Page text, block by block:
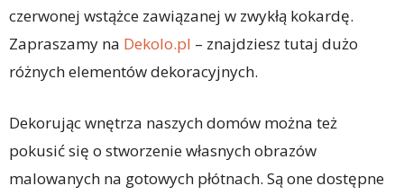
czerwonej wstążce zawiązanej w zwykłą kokardę.
Zapraszamy na Dekolo.pl – znajdziesz tutaj dużo
różnych elementów dekoracyjnych.
Dekorując wnętrza naszych domów można też
pokusić się o stworzenie własnych obrazów
malowanych na gotowych płótnach. Są one dostępne